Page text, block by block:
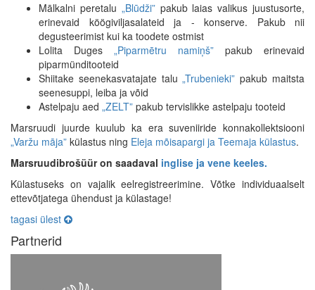
Mālkalni peretalu „Blūdži”pakub laias valikus juustusorte,
erinevaid köögiviljasalateid ja - konserve. Pakub nii
degusteerimist kui ka toodete ostmist
Lolita Duges „Piparmētru namiņš” pakub erinevaid
piparmünditooteid
Shiitake seenekasvatajate talu„Trubenieki” pakub maitsta
seenesuppi, leiba ja võid
Astelpaju aed „ZELT” pakub tervislikke astelpaju tooteid
Marsruudi juurde kuulub ka era suveniiride konnakollektsiooni
„Varžu māja” külastus ning Eleja mõisapargi ja Teemaja külastus.
Marsruudibrošüür on saadaval inglise ja vene keeles.
Külastuseks on vajalik eelregistreerimine. Võtke individuaalselt
ettevõtjatega ühendust ja külastage!
tagasi ülest
Partnerid